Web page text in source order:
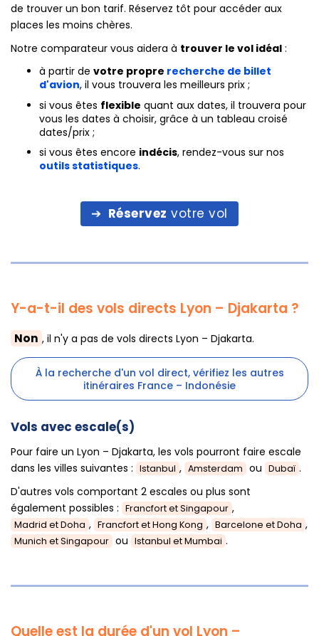
de trouver un bon tarif. Réservez tôt pour accéder aux
places les moins chères.
Notre comparateur vous aidera à trouver le vol idéal :
à partir de votre propre recherche de billet
d'avion, il vous trouvera les meilleurs prix ;
si vous êtes flexible quant aux dates, il trouvera pour
vous les dates à choisir, grâce à un tableau croisé
dates/prix ;
si vous êtes encore indécis, rendez-vous sur nos
outils statistiques.
Réservez votre vol
Y-a-t-il des vols directs Lyon – Djakarta ?
Non , il n'y a pas de vols directs Lyon – Djakarta.
À la recherche d'un vol direct, vérifiez les autres
itinéraires France – Indonésie
Vols avec escale(s)
Pour faire un Lyon – Djakarta, les vols pourront faire escale
dans les villes suivantes : Istanbul , Amsterdam ou Dubaï .
D'autres vols comportant 2 escales ou plus sont
également possibles : Francfort et Singapour ,
Madrid et Doha , Francfort et Hong Kong , Barcelone et Doha ,
Munich et Singapour ou Istanbul et Mumbai .
Quelle est la durée d'un vol Lyon –